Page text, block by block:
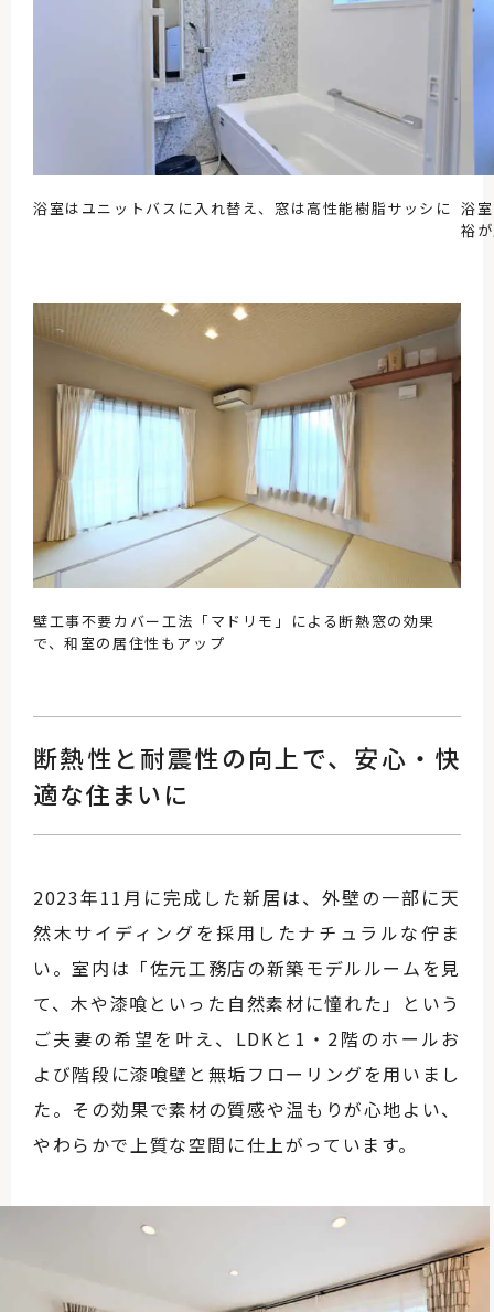
浴室はユニットバスに入れ替え、窓は高性能樹脂サッシに 浴
裕
壁工事不要カバー工法「マドリモ」による断熱窓の効果
で、和室の居住性もアップ
断熱性と耐震性の向上で、安心・快
適な住まいに
2023年11月に完成した新居は、外壁の一部に天
然木サイディングを採用したナチュラルな佇ま
い。室内は「佐元工務店の新築モデルルームを見
て、木や漆喰といった自然素材に憧れた」という
ご夫妻の希望を叶え、LDKと1・2階のホールお
よび階段に漆喰壁と無垢フローリングを用いまし
た。その効果で素材の質感や温もりが心地よい、
やわらかで上質な空間に仕上がっています。